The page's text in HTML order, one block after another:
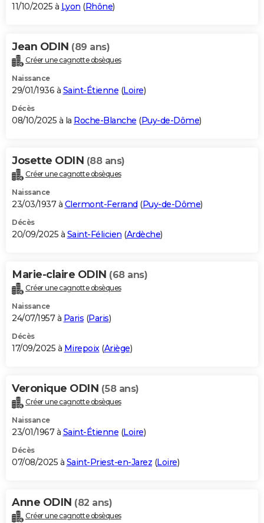
11/10/2025 à Lyon (Rhône)
Jean ODIN (89 ans)
Créer une cagnotte obsèques
Naissance
29/01/1936 à Saint-Étienne (Loire)
Décès
08/10/2025 à la Roche-Blanche (Puy-de-Dôme)
Josette ODIN (88 ans)
Créer une cagnotte obsèques
Naissance
23/03/1937 à Clermont-Ferrand (Puy-de-Dôme)
Décès
20/09/2025 à Saint-Félicien (Ardèche)
Marie-claire ODIN (68 ans)
Créer une cagnotte obsèques
Naissance
24/07/1957 à Paris (Paris)
Décès
17/09/2025 à Mirepoix(Ariège)
Veronique ODIN (58 ans)
Créer une cagnotte obsèques
Naissance
23/01/1967 à Saint-Étienne (Loire)
Décès
07/08/2025 à Saint-Priest-en-Jarez (Loire)
Anne ODIN (82 ans)
Créer une cagnotte obsèques